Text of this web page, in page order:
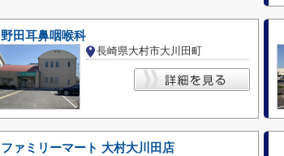
野田耳鼻咽喉科
長崎県大村市大川田町
ファミリーマート 大村大川田店